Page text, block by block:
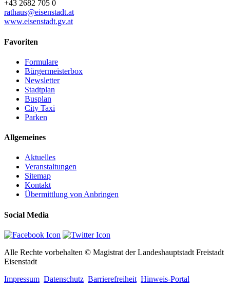
+43 2682 705 0
rathaus@eisenstadt.at
www.eisenstadt.gv.at
Favoriten
Formulare
Bürgermeisterbox
Newsletter
Stadtplan
Busplan
City Taxi
Parken
Allgemeines
Aktuelles
Veranstaltungen
Sitemap
Kontakt
Übermittlung von Anbringen
Social Media
Alle Rechte vorbehalten © Magistrat der Landeshauptstadt Freistadt
Eisenstadt
Impressum Datenschutz Barrierefreiheit Hinweis-Portal